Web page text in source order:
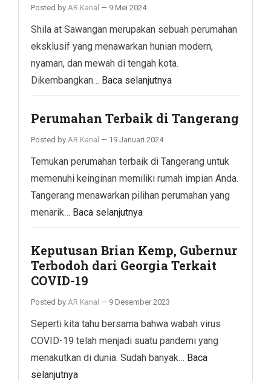
Posted by AR Kanal — 9 Mei 2024
Shila at Sawangan merupakan sebuah perumahan
eksklusif yang menawarkan hunian modern,
nyaman, dan mewah di tengah kota.
Dikembangkan… Baca selanjutnya
Perumahan Terbaik di Tangerang
Posted by AR Kanal — 19 Januari 2024
Temukan perumahan terbaik di Tangerang untuk
memenuhi keinginan memiliki rumah impian Anda.
Tangerang menawarkan pilihan perumahan yang
menarik… Baca selanjutnya
Keputusan Brian Kemp, Gubernur
Terbodoh dari Georgia Terkait
COVID-19
Posted by AR Kanal — 9 Desember 2023
Seperti kita tahu bersama bahwa wabah virus
COVID-19 telah menjadi suatu pandemi yang
menakutkan di dunia. Sudah banyak… Baca
selanjutnya